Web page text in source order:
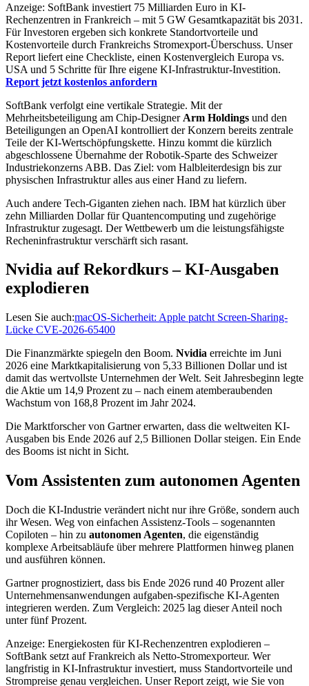
Anzeige: SoftBank investiert 75 Milliarden Euro in KI-
Rechenzentren in Frankreich – mit 5 GW Gesamtkapazität bis 2031.
Für Investoren ergeben sich konkrete Standortvorteile und
Kostenvorteile durch Frankreichs Stromexport-Überschuss. Unser
Report liefert eine Checkliste, einen Kostenvergleich Europa vs.
USA und 5 Schritte für Ihre eigene KI-Infrastruktur-Investition.
Report jetzt kostenlos anfordern
SoftBank verfolgt eine vertikale Strategie. Mit der
Mehrheitsbeteiligung am Chip-Designer Arm Holdings und den
Beteiligungen an OpenAI kontrolliert der Konzern bereits zentrale
Teile der KI-Wertschöpfungskette. Hinzu kommt die kürzlich
abgeschlossene Übernahme der Robotik-Sparte des Schweizer
Industriekonzerns ABB. Das Ziel: vom Halbleiterdesign bis zur
physischen Infrastruktur alles aus einer Hand zu liefern.
Auch andere Tech-Giganten ziehen nach. IBM hat kürzlich über
zehn Milliarden Dollar für Quantencomputing und zugehörige
Infrastruktur zugesagt. Der Wettbewerb um die leistungsfähigste
Recheninfrastruktur verschärft sich rasant.
Nvidia auf Rekordkurs – KI-Ausgaben
explodieren
Lesen Sie auch:macOS-Sicherheit: Apple patcht Screen-Sharing-
Lücke CVE-2026-65400
Die Finanzmärkte spiegeln den Boom. Nvidia erreichte im Juni
2026 eine Marktkapitalisierung von 5,33 Billionen Dollar und ist
damit das wertvollste Unternehmen der Welt. Seit Jahresbeginn legte
die Aktie um 14,9 Prozent zu – nach einem atemberaubenden
Wachstum von 168,8 Prozent im Jahr 2024.
Die Marktforscher von Gartner erwarten, dass die weltweiten KI-
Ausgaben bis Ende 2026 auf 2,5 Billionen Dollar steigen. Ein Ende
des Booms ist nicht in Sicht.
Vom Assistenten zum autonomen Agenten
Doch die KI-Industrie verändert nicht nur ihre Größe, sondern auch
ihr Wesen. Weg von einfachen Assistenz-Tools – sogenannten
Copiloten – hin zu autonomen Agenten, die eigenständig
komplexe Arbeitsabläufe über mehrere Plattformen hinweg planen
und ausführen können.
Gartner prognostiziert, dass bis Ende 2026 rund 40 Prozent aller
Unternehmensanwendungen aufgaben-spezifische KI-Agenten
integrieren werden. Zum Vergleich: 2025 lag dieser Anteil noch
unter fünf Prozent.
Anzeige: Energiekosten für KI-Rechenzentren explodieren –
SoftBank setzt auf Frankreich als Netto-Stromexporteur. Wer
langfristig in KI-Infrastruktur investiert, muss Standortvorteile und
Strompreise genau vergleichen. Unser Report zeigt, wie Sie von